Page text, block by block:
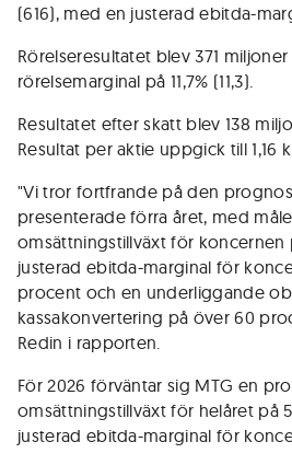
(616), med en justerad ebitda-
Rörelseresultatet blev 371
rörelsemarginal på 11,7% (11,3).
Resultatet efter skatt blev 138
Resultat per aktie uppgick till 1,16
"Vi tror fortfrande på den
presenterade förra året, med
omsättningstillväxt för koncernen
justerad ebitda-marginal för
procent och en underliggande
kassakonvertering på över 60
Redin i rapporten.
För 2026 förväntar sig MTG en
omsättningstillväxt för helåret på
justerad ebitda-marginal för